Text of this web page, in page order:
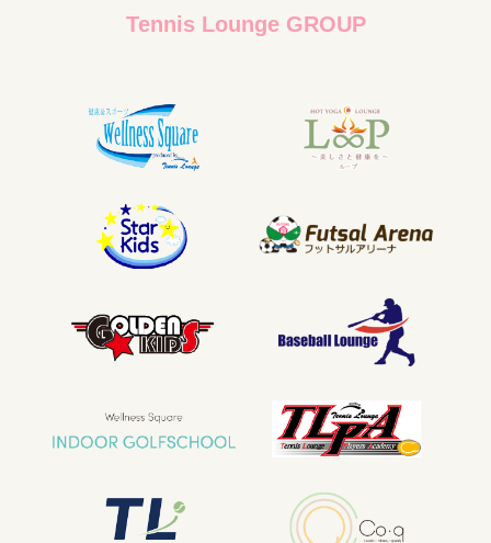
Tennis Lounge GROUP